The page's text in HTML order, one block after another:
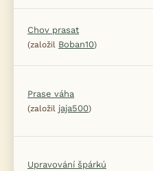
Chov prasat
(založil Boban10)
Prase váha
(založil jaja500)
Upravování špárkú